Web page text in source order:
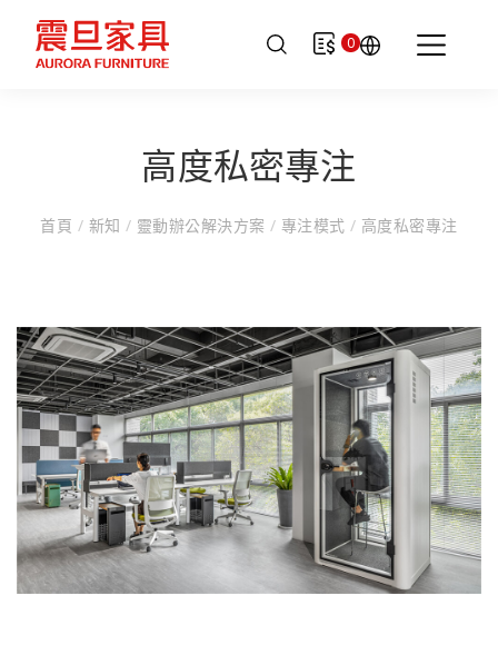
0
高度私密專注
首頁 / 新知 / 靈動辦公解決方案 / 專注模式/ 高度私密專注